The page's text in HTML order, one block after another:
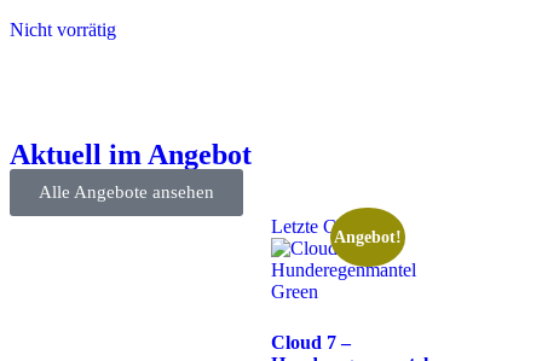
Nicht vorrätig
Aktuell im Angebot
Alle Angebote ansehen
Letzte Chance
Angebot!
Cloud 7 –